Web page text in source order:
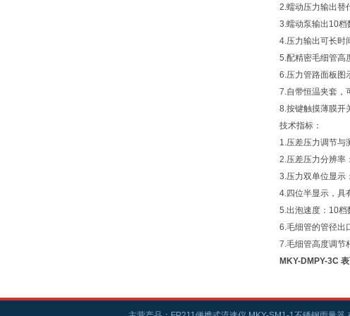
2.蠕动压力输出替
3.蠕动泵输出10档
4.压力输出可长时
5.配精密毛细管高
6.压力管路面板图
7.自带恒温夹套，
8.按键触摸薄膜开
技术指标：
1.压差压力调节与
2.压差压力分辨率
3.压力双单位显示
4.四位半显示，具
5.出泡速度：10档
6.毛细管的管径出
7.毛细管高度调节
MKY-DMPY-3C